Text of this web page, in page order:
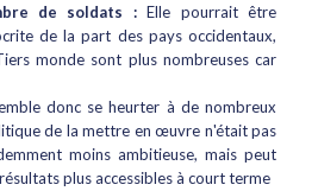
de soldats :Elle pourrait être
de la part des pays occidentaux,
monde sont plus nombreuses car
donc se heurter à de nombreux
de la mettre en œuvre n'était pas
moins ambitieuse, mais peut
plus accessibles à court terme